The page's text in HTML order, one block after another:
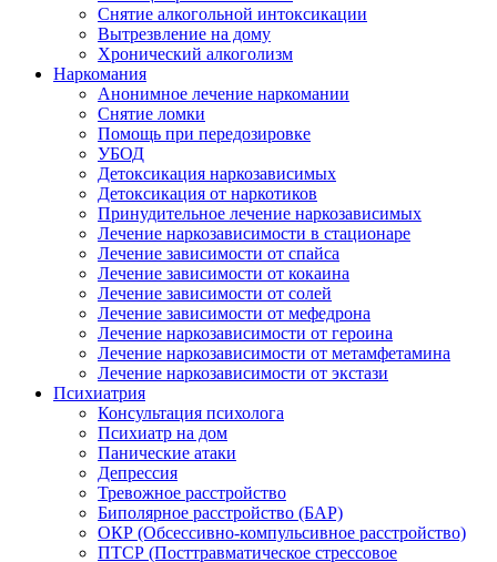
Снятие алкогольной интоксикации
Вытрезвление на дому
Хронический алкоголизм
Наркомания
Анонимное лечение наркомании
Снятие ломки
Помощь при передозировке
УБОД
Детоксикация наркозависимых
Детоксикация от наркотиков
Принудительное лечение наркозависимых
Лечение наркозависимости в стационаре
Лечение зависимости от спайса
Лечение зависимости от кокаина
Лечение зависимости от солей
Лечение зависимости от мефедрона
Лечение наркозависимости от героина
Лечение наркозависимости от метамфетамина
Лечение наркозависимости от экстази
Психиатрия
Консультация психолога
Психиатр на дом
Панические атаки
Депрессия
Тревожное расстройство
Биполярное расстройство (БАР)
ОКР (Обсессивно-компульсивное расстройство)
ПТСР (Посттравматическое стрессовое